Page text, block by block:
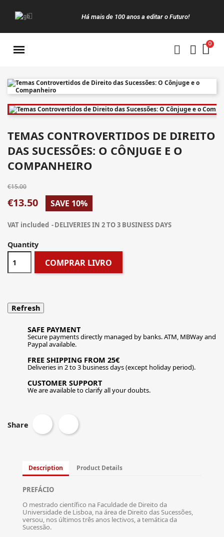
Há mais de 100 anos a editar o Futuro!
TEMAS CONTROVERTIDOS DE DIREITO
DAS SUCESSÕES: O CÔNJUGE E O
COMPANHEIRO
€15.00
€13.50 SAVE 10%
VAT included DELIVERIES IN 2 TO 3 BUSINESS DAYS
Quantity
COMPRAR LIVRO
SAFE PAYMENT
Secure payments directly managed by banks. ATM, MBWay and
Paypal available.
FREE SHIPPING FROM 25€
Deliveries in 2 to 3 business days (except holiday period).
CUSTOMER SUPPORT
We are available to clarify all your doubts.
Share
Description Product Details
PREFÁCIO
O mestrado científico na Faculdade de Direito da
Universidade de Lisboa, na área de Direito das Sucessões,
versou, nos últimos três anos lectivos, a temática da
Sucessão.